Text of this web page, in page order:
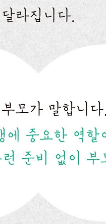
자는 연습
기
하기